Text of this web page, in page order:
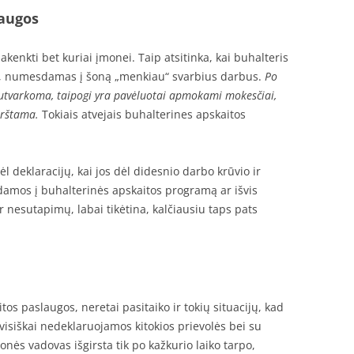
bet kuriai įmonei. Taip atsitinka, kai buhalteris
į šoną „menkiau“ svarbius darbus. Po
taipogi yra pavėluotai apmokami mokesčiai,
Tokiais atvejais buhalterines apskaitos
deklaracijų, kai jos dėl didesnio darbo krūvio ir
į buhalterinės apskaitos programą ar išvis
nesutapimų, labai tikėtina, kalčiausiu taps pats
paslaugos, neretai pasitaiko ir tokių situacijų, kad
nedeklaruojamos kitokios prievolės bei su
vadovas išgirsta tik po kažkurio laiko tarpo,